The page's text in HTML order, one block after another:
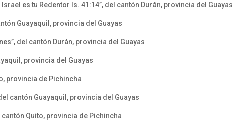
es tu Redentor Is. 41:14”, del cantón Durán, provincia del Guayas
Guayaquil, provincia del Guayas
del cantón Durán, provincia del Guayas
provincia del Guayas
provincia de Pichincha
cantón Guayaquil, provincia del Guayas
Quito, provincia de Pichincha